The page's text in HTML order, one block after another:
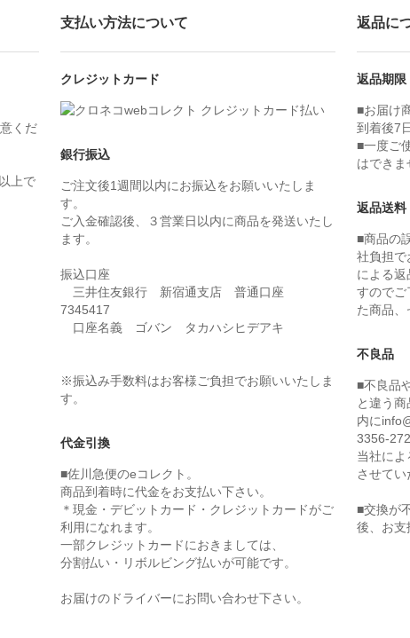
くだ
上で
支払い方法について
クレジットカード
銀行振込
ご注文後1週間以内にお振込をお願いいたしま
す。
ご入金確認後、３営業日以内に商品を発送いたし
ます。
振込口座
三井住友銀行 新宿通支店 普通口座
7345417
口座名義 ゴバン タカハシヒデアキ
※振込み手数料はお客様ご負担でお願いいたしま
す。
代金引換
■佐川急便のeコレクト。
商品到着時に代金をお支払い下さい。
＊現金・デビットカード・クレジットカードがご
利用になれます。
一部クレジットカードにおきましては、
分割払い・リボルビング払いが可能です。
お届けのドライバーにお問い合わせ下さい。
返品に
返品期限
■お届け
到着後7
■一度ご
はできま
返品送料
■商品の
社負担で
による返
すのでご
た商品、
不良品
■不良品
と違う
内に
3356-
当社に
させてい
■交換が
後、お支